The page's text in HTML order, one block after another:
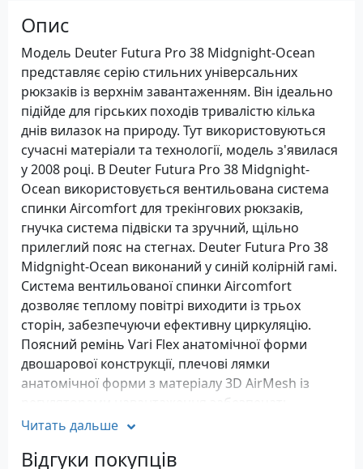
Опис
Модель Deuter Futura Pro 38 Midgnight-Ocean
представляє серію стильних універсальних
рюкзаків із верхнім завантаженням. Він ідеально
підійде для гірських походів тривалістю кілька
днів вилазок на природу. Тут використовуються
сучасні матеріали та технології, модель з'явилася
у 2008 році. В Deuter Futura Pro 38 Midgnight-
Ocean використовується вентильована система
спинки Aircomfort для трекінгових рюкзаків,
гнучка система підвіски та зручний, щільно
прилеглий пояс на стегнах. Deuter Futura Pro 38
Midgnight-Ocean виконаний у синій колірній гамі.
Система вентильованої спинки Aircomfort
дозволяє теплому повітрі виходити із трьох
сторін, забезпечуючи ефективну циркуляцію.
Поясний ремінь Vari Flex анатомічної форми
двошарової конструкції, плечові лямки
анатомічної форми з матеріалу 3D AirMesh із
регуляторами навантаження забезпечать
комфорт під час носіння. У Deuter Futura Pro 38
зберігання речей – внутрішня кишеня для цінних
Читать дальше
Відгуки покупців